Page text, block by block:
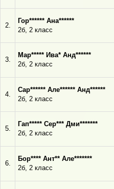
2.
Гор****** Ана******
2б, 2 класс
3.
Мар***** Ива* Анд******
2б, 2 класс
4.
Сар****** Але****** Анд******
2б, 2 класс
5.
Гап***** Сер*** Дми*******
2б, 2 класс
6.
Бор**** Ант** Але*******
2б, 2 класс